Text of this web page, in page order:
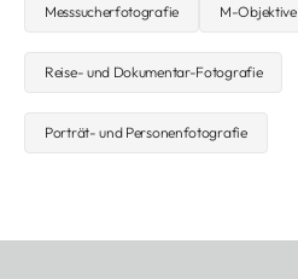
Messsucherfotografie M-Objektive
Reise- und Dokumentar-Fotografie
Porträt- und Personenfotografie